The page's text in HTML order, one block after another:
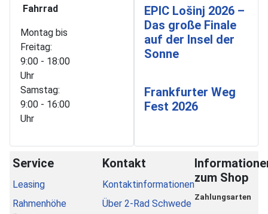
Fahrrad
Montag bis
Freitag:
9:00 - 18:00
Uhr
Samstag:
9:00 - 16:00
Uhr
EPIC Lošinj 2026 –
Das große Finale
auf der Insel der
Sonne
Frankfurter Weg
Fest 2026
Service
Leasing
Rahmenhöhe
Kontakt
Kontaktinformationen
Über 2-Rad Schwede
zum Shop
Zahlungsarten